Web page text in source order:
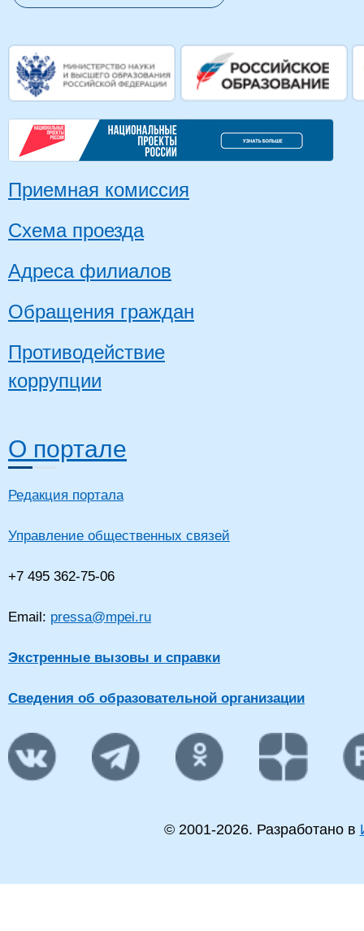
Приемная комиссия
Схема проезда
Адреса филиалов
Обращения граждан
Противодействие
коррупции
О портале
Редакция портала
Управление общественных связей
+7 495 362-75-06
Email: pressa@mpei.ru
Экстренные вызовы и справки
Сведения об образовательной организации
© 2001-2026. Разработано в